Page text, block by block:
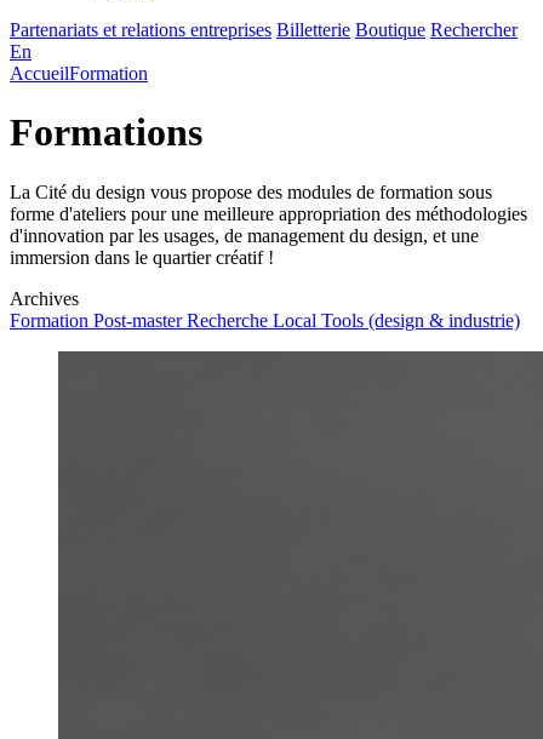
Partenariats et relations entreprises Billetterie Boutique Rechercher
En
AccueilFormation
Formations
La Cité du design vous propose des modules de formation sous
forme d'ateliers pour une meilleure appropriation des méthodologies
d'innovation par les usages, de management du design, et une
immersion dans le quartier créatif !
Archives
Formation Post-master Recherche Local Tools (design & industrie)